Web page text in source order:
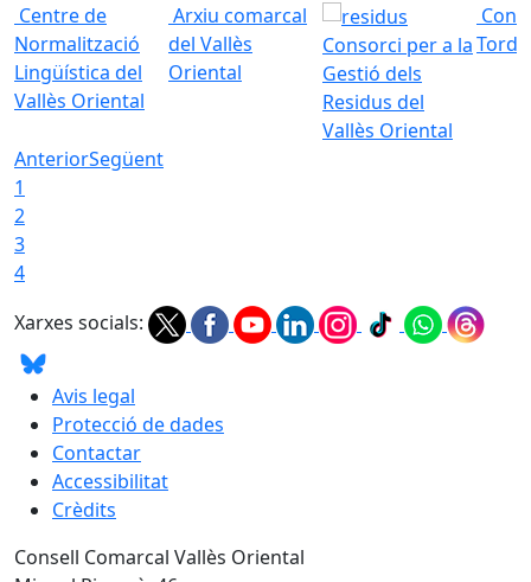
Centre de
Normalització
Lingüística del
Vallès Oriental
Arxiu comarcal
del Vallès
Oriental
Consorci per a la
Gestió dels
Residus del
Vallès Oriental
AnteriorSegüent
1
2
3
4
Xarxes socials:
Avis legal
Protecció de dades
Contactar
Accessibilitat
Crèdits
Consell Comarcal Vallès Oriental